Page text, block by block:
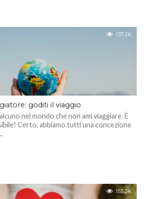
137.2K
goditi il viaggio
nel mondo che non ami viaggiare. È
Certo, abbiamo tutti una concezione
155.2K